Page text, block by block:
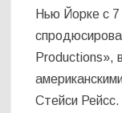
Нью Йорке с
Productions»,
Стейси Рейсс.